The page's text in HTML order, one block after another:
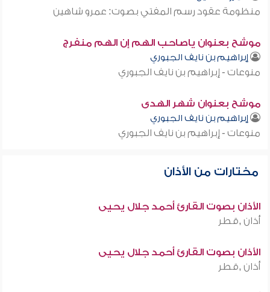
منظومة عقود رسم المفتي بصوت: عمرو شاهين
موشح بعنوان ياصاحب الهم إن الهم منفرج
إبراهيم بن نايف الجبوري
منوعات - إبراهيم بن نايف الجبوري
موشح بعنوان شهر الهدى
إبراهيم بن نايف الجبوري
منوعات - إبراهيم بن نايف الجبوري
مختارات من الأذان
الأذان بصوت القارئ أحمد جلال يحيى
أذان ,قطر
الأذان بصوت القارئ أحمد جلال يحيى
أذان ,قطر